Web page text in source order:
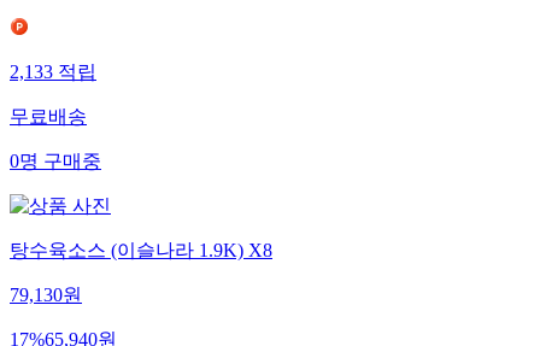
2,133적립
무료배송
0명구매중
탕수육소스 (이슬나라 1.9K) X8
79,130원